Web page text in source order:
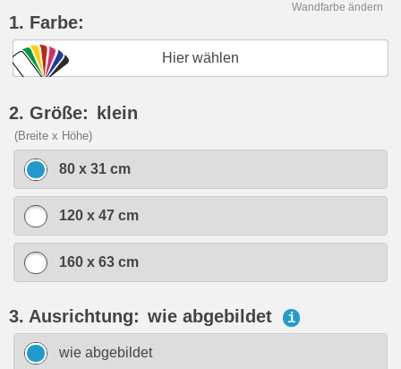
Wandfarbe ändern
1. Farbe:
Hier wählen
2. Größe: klein
(Breite x Höhe)
80 x 31 cm
120 x 47 cm
160 x 63 cm
3. Ausrichtung: wie abgebildet i
wie abgebildet